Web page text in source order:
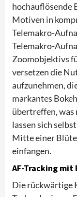
hochauflösende
Motiven in
Telemakro-
Telemakro-
Zoomobjektivs
versetzen die
aufzunehmen,
markantes
übertreffen, was
lassen sich
Mitte einer
einfangen.
AF-Tracking mit
Die rückwärtige